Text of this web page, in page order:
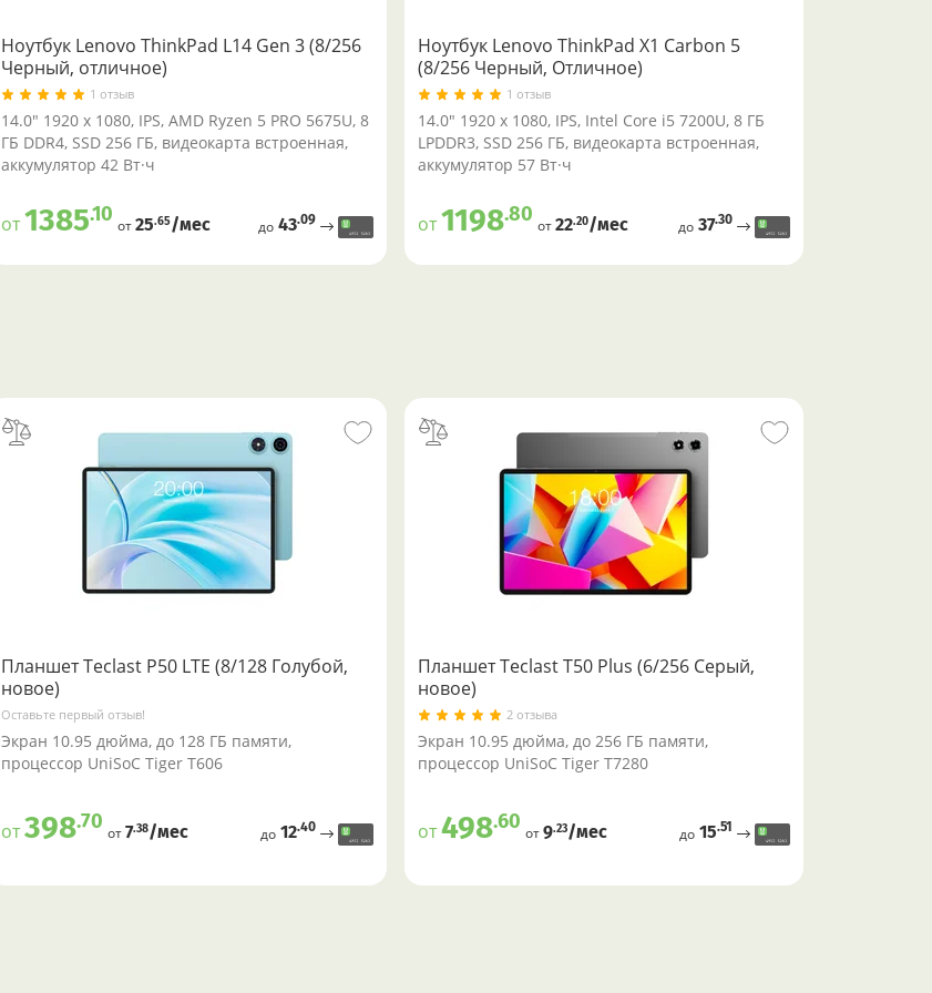
Ноутбук Lenovo ThinkPad L14 Gen 3 (8/256
Черный, отличное)
1 отзыв
14.0" 1920 x 1080, IPS, AMD Ryzen 5 PRO 5675U, 8
ГБ DDR4, SSD 256 ГБ, видеокарта встроенная,
аккумулятор 42 Вт·ч
от1385.10 от25.65/меc до43.09
Ноутбук Lenovo ThinkPad X1 Carbon 5
(8/256 Черный, Отличное)
1 отзыв
14.0" 1920 x 1080, IPS, Intel Core i5 7200U, 8 ГБ
LPDDR3, SSD 256 ГБ, видеокарта встроенная,
аккумулятор 57 Вт·ч
от1198.80 от22.20/меc до37.30
Планшет Teclast P50 LTE (8/128 Голубой,
новое)
Оставьте первый отзыв!
Экран 10.95 дюйма, до 128 ГБ памяти,
процессор UniSoC Tiger T606
от398.70 от7.38/меc до12.40
Планшет Teclast T50 Plus (6/256 Серый,
новое)
2 отзыва
Экран 10.95 дюйма, до 256 ГБ памяти,
процессор UniSoC Tiger T7280
от498.60 от9.23/меc до15.51